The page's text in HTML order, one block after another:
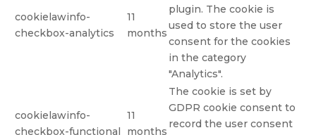
cookielawinfo-
checkbox-analytics
11
months
plugin. The cookie is
used to store the user
consent for the cookies
in the category
"Analytics".
cookielawinfo-
checkbox-functional
11
months
The cookie is set by
GDPR cookie consent to
record the user consent